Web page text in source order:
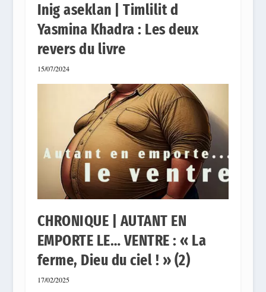
Inig aseklan | Timlilit d
Yasmina Khadra : Les deux
revers du livre
15/07/2024
CHRONIQUE | AUTANT EN
EMPORTE LE… VENTRE : « La
ferme, Dieu du ciel ! » (2)
17/02/2025